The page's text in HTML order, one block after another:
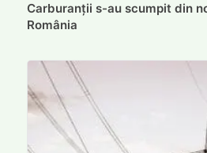
Carburanții s-au scumpit din
România